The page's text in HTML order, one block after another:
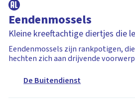
Eendenmossels
Kleine kreeftachtige diertjes die
Eendenmossels zijn rankpotigen,
hechten zich aan drijvende
De Buitendienst